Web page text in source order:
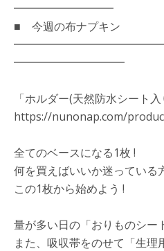
━━━━━━━━━
■ 今週の布ナプキン
━━━━━━━━━━
「ホルダー(天然防水シート入
https://nunonap.com/
全てのベースになる1枚 !
何を買えばいいか迷っている
この1枚から始めよう !
量が多い日の「おりものシー
また、吸収帯をのせて「生理